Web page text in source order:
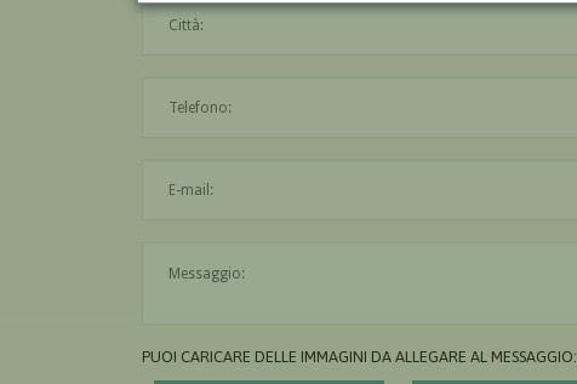
PUOI CARICARE DELLE IMMAGINI DA ALLEGARE AL MESSAGGIO: